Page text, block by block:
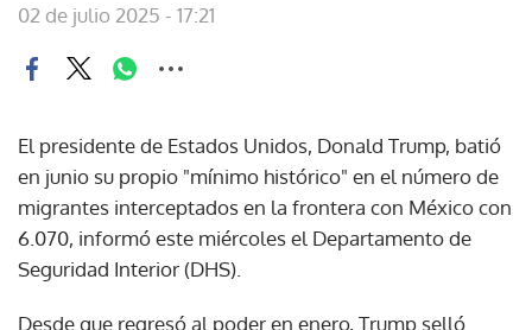
02 de julio 2025 - 17:21
El presidente de Estados Unidos, Donald Trump, batió
en junio su propio "mínimo histórico" en el número de
migrantes interceptados en la frontera con México con
6.070, informó este miércoles el Departamento de
Seguridad Interior (DHS).
Desde que regresó al poder en enero, Trump selló